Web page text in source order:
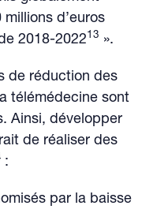
d’euros
2018-202213 ».
de réduction des
télémédecine sont
Ainsi, développer
de réaliser des
:
par la baisse